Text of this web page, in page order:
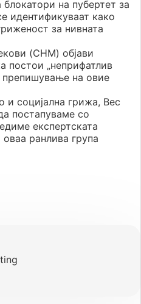
на пубертет за
идентификуваат како
за нивната
(CHM) објави
постои „неприфатлив
на овие
и социјална грижа, Вес
постапуваме со
експертската
ранлива група